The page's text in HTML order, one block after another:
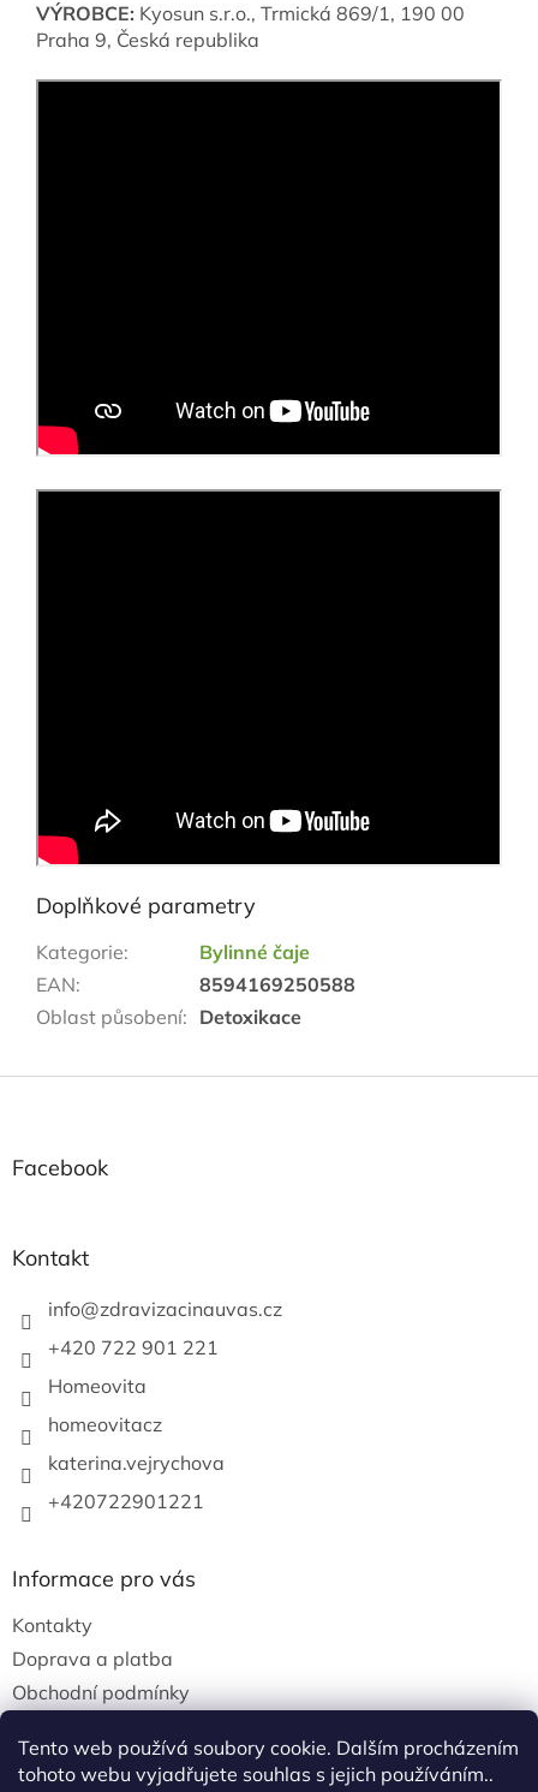
Tento web používá soubory cookie. Dalším procházením
tohoto webu vyjadřujete souhlas s jejich používáním..
VÝROBCE: Kyosun s.r.o., Trmická 869/1, 190 00
Praha 9, Česká republika
Doplňkové parametry
Kategorie:
Bylinné čaje
EAN:
8594169250588
Oblast působení: Detoxikace
Facebook
Kontakt
info@zdravizacinauvas.cz
+420 722 901 221
Homeovita
homeovitacz
katerina.vejrychova
+420722901221
Informace pro vás
Kontakty
Doprava a platba
Obchodní podmínky